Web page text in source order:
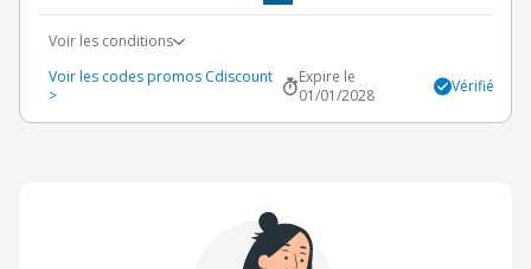
Voir les conditions
Voir les codes promos Cdiscount
>
Expire le
01/01/2028
Vérifié